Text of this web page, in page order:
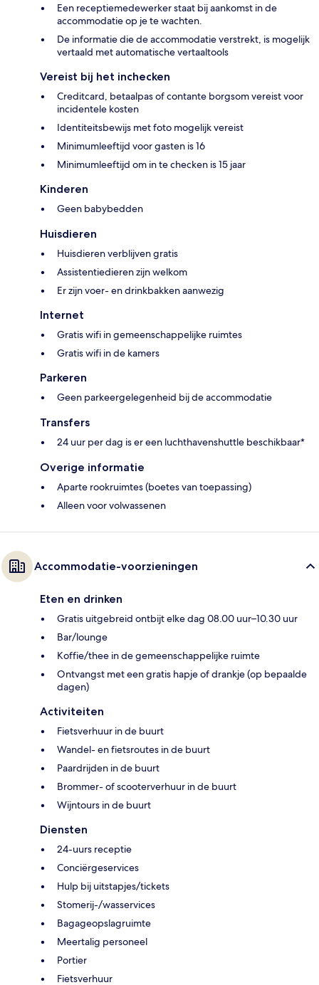
Een receptiemedewerker staat bij aankomst in de
accommodatie op je te wachten.
De informatie die de accommodatie verstrekt, is mogelijk
vertaald met automatische vertaaltools
Vereist bij het inchecken
Creditcard, betaalpas of contante borgsom vereist voor
incidentele kosten
Identiteitsbewijs met foto mogelijk vereist
Minimumleeftijd voor gasten is 16
Minimumleeftijd om in te checken is 15 jaar
Kinderen
Geen babybedden
Huisdieren
Huisdieren verblijven gratis
Assistentiedieren zijn welkom
Er zijn voer- en drinkbakken aanwezig
Internet
Gratis wifi in gemeenschappelijke ruimtes
Gratis wifi in de kamers
Parkeren
Geen parkeergelegenheid bij de accommodatie
Transfers
24 uur per dag is er een luchthavenshuttle beschikbaar*
Overige informatie
Aparte rookruimtes (boetes van toepassing)
Alleen voor volwassenen
Accommodatie-voorzieningen
Eten en drinken
Gratis uitgebreid ontbijt elke dag 08.00 uur–10.30 uur
Bar/lounge
Koffie/thee in de gemeenschappelijke ruimte
Ontvangst met een gratis hapje of drankje (op bepaalde
dagen)
Activiteiten
Fietsverhuur in de buurt
Wandel- en fietsroutes in de buurt
Paardrijden in de buurt
Brommer- of scooterverhuur in de buurt
Wijntours in de buurt
Diensten
24-uurs receptie
Conciërgeservices
Hulp bij uitstapjes/tickets
Stomerij-/wasservices
Bagageopslagruimte
Meertalig personeel
Portier
Fietsverhuur